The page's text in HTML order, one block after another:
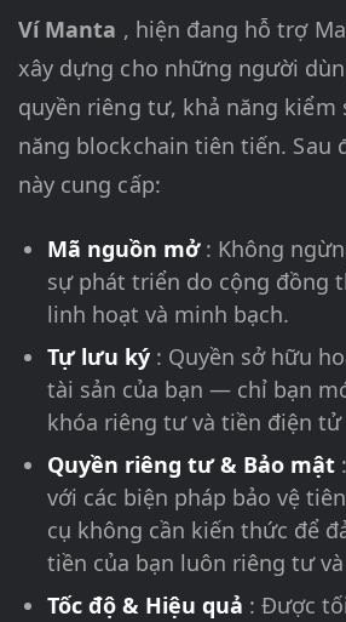
Ví Manta , hiện đang hỗ trợ
xây dựng cho những người
quyền riêng tư, khả năng kiểm
năng blockchain tiên tiến. Sau
này cung cấp:
Mã nguồn mở : Không
sự phát triển do cộng đồng
linh hoạt và minh bạch.
Tự lưu ký : Quyền sở hữu
tài sản của bạn — chỉ bạn
khóa riêng tư và tiền điện tử
Quyền riêng tư & Bảo mật
với các biện pháp bảo vệ
cụ không cần kiến thức để
tiền của bạn luôn riêng tư
Tốc độ & Hiệu quả : Được